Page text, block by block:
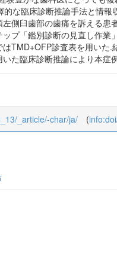
的な臨床診断推論手法と情
側臼歯部の歯痛を訴える
プ「鑑別診断の見直し作
TMD+OFP診査表を用いた
た臨床診断推論により本症
_article/-char/ja/ (